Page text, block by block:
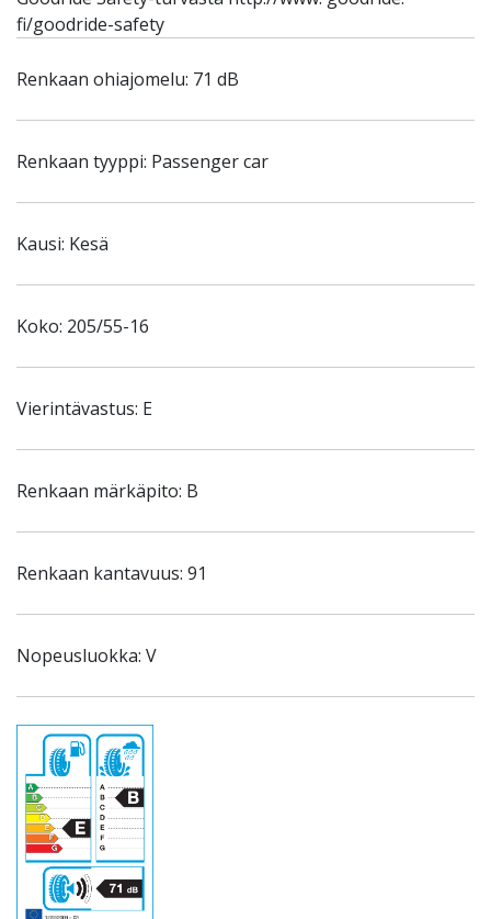
fi/goodride-safety
Renkaan ohiajomelu: 71 dB
Renkaan tyyppi: Passenger car
Kausi: Kesä
Koko: 205/55-16
Vierintävastus: E
Renkaan märkäpito: B
Renkaan kantavuus: 91
Nopeusluokka: V